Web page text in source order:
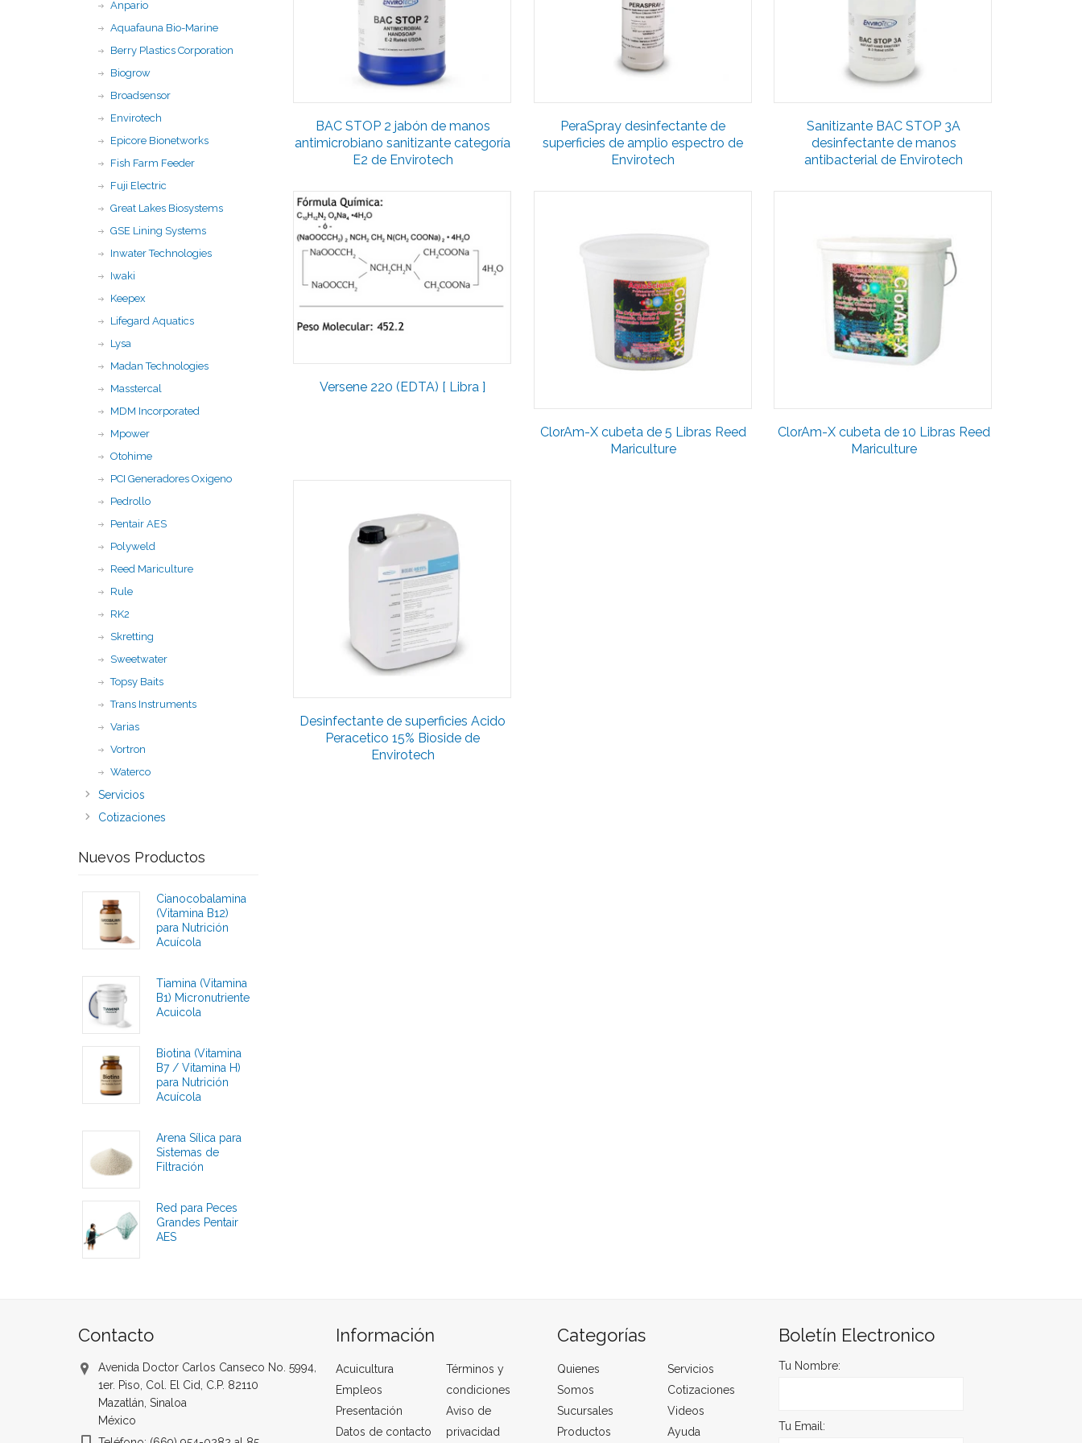
BAC STOP 2 jabón de manos
antimicrobiano sanitizante categoría
E2 de Envirotech
PeraSpray desinfectante de
superficies de amplio espectro de
Envirotech
Sanitizante BAC STOP 3A
desinfectante de manos
antibacterial de Envirotech
Versene 220 (EDTA) [ Libra ]
ClorAm-X cubeta de 5 Libras Reed
Mariculture
ClorAm-X cubeta de 10 Libras Reed
Mariculture
Desinfectante de superficies Acido
Peracetico 15% Bioside de
Envirotech
Anpario
Aquafauna Bio-Marine
Berry Plastics Corporation
Biogrow
Broadsensor
Envirotech
Epicore Bionetworks
Fish Farm Feeder
Fuji Electric
Great Lakes Biosystems
GSE Lining Systems
Inwater Technologies
Iwaki
Keepex
Lifegard Aquatics
Lysa
Madan Technologies
Masstercal
MDM Incorporated
Mpower
Otohime
PCI Generadores Oxigeno
Pedrollo
Pentair AES
Polyweld
Reed Mariculture
Rule
RK2
Skretting
Sweetwater
Topsy Baits
Trans Instruments
Varias
Vortron
Waterco
Servicios
Cotizaciones
Nuevos Productos
Cianocobalamina
(Vitamina B12)
para Nutrición
Acuícola
Tiamina (Vitamina
B1) Micronutriente
Acuicola
Biotina (Vitamina
B7 / Vitamina H)
para Nutrición
Acuícola
Arena Sílica para
Sistemas de
Filtración
Red para Peces
Grandes Pentair
AES
Contacto
Avenida Doctor Carlos Canseco No. 5994,
1er. Piso, Col. El Cid, C.P. 82110
Mazatlán, Sinaloa
México
Información
Acuicultura
Empleos
Presentación
Datos de contacto
Términos y
condiciones
Aviso de
privacidad
Categorías
Quienes
Somos
Sucursales
Productos
Servicios
Cotizaciones
Videos
Ayuda
Boletín Electronico
Tu Nombre:
Tu Email: